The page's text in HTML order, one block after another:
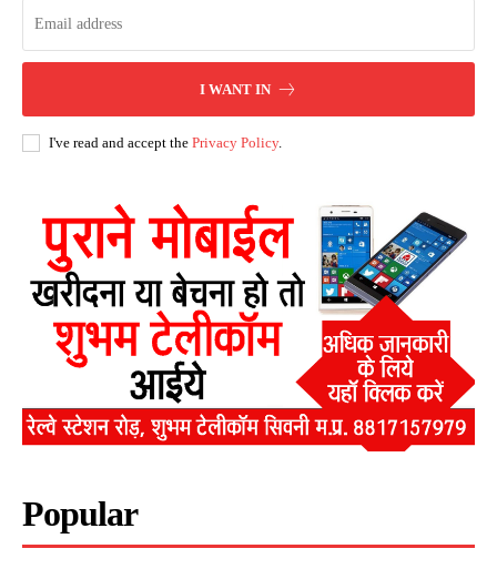
I WANT IN
I've read and accept the Privacy Policy.
Popular